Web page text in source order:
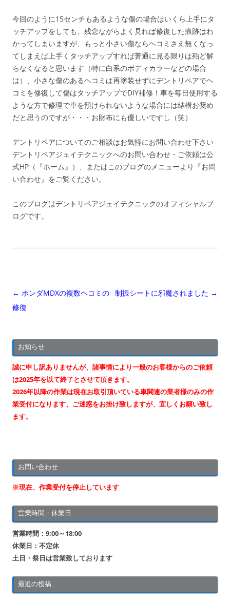
今回のように15センチもあるような傷の場合はいくら上手にタ
ッチアップをしても、残念ながらよく見れば修復した痕跡はわ
かってしまいますが、もっと小さい傷ならヘコミさえ無くなっ
てしまえば上手くタッチアップすれば普通に見る限りは殆ど解
らなくなると思います（特に白系のボディカラーなどの場合
は）、小さな傷のあるヘコミは再塗装せずにデントリペアでヘ
コミを修復して傷はタッチアップでDIY補修！車を毎日使用する
ような方で修理で車を預けられないような場合には結構お奨め
だと思うのですが・・・お財布にも優しいですし（笑）
デントリペアについてのご相談はお気軽にお問い合わせ下さい
デントリペアジェイテクニックへのお問い合わせ・ご依頼は公
式HP（『ホーム』）、またはこのブログのメニューより『お問
い合わせ』をご覧ください。
このブログはデントリペアジェイテクニックのオフィシャルブ
ログです。
投
稿
ゲ
ー
シ
ョ
ン
← ホンダMDXの複数ヘコミの
修復
制振シートに邪魔されました →
お知らせ
誠に申し訳ありませんが、諸事情により一般のお客様からのご依頼
は2025年を以て終了とさせて頂きます。
2026年以降の作業は現在お取引頂いている車関連の業者様のみの作
業受付になります、ご迷惑をお掛け致しますが、宜しくお願い致し
ます。
お問い合わせ
※現在、作業受付を停止しています
営業時間・休業日
営業時間：9:00～18:00
休業日：不定休
土日・祭日は営業致しております
最近の投稿